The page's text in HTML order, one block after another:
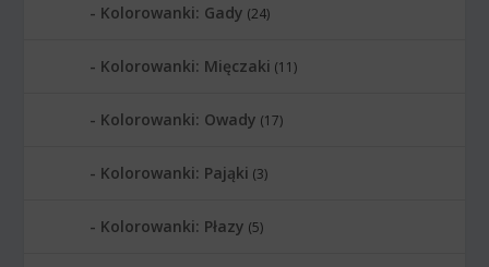
Kolorowanki: Gady (24)
Kolorowanki: Mięczaki (11)
Kolorowanki: Owady (17)
Kolorowanki: Pająki (3)
Kolorowanki: Płazy (5)